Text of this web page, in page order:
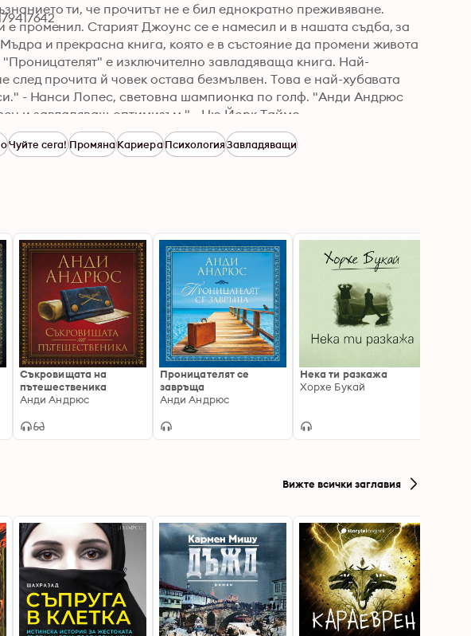
ти, че прочитът не е бил еднократно преживяване.
е променил. Старият Джоунс се е намесил и в нашата съдба, за
и прекрасна книга, която е в състояние да промени живота
е изключително завладяваща книга. Най-
след прочита й човек остава безмълвен. Това е най-хубавата
- Нанси Лопес, световна шампионка по голф. "Анди Андрюс
и завладяващ оптимизъм." - Ню Йорк Таймс.
Чуйте сега!ПромянаКариераПсихологияЗавладяващи
Съкровищата на
пътешественика
Анди Андрюс
Проницателят се
завръща
Анди Андрюс
Нека ти разкажа
Хорхе Букай
Вижте всички заглавия